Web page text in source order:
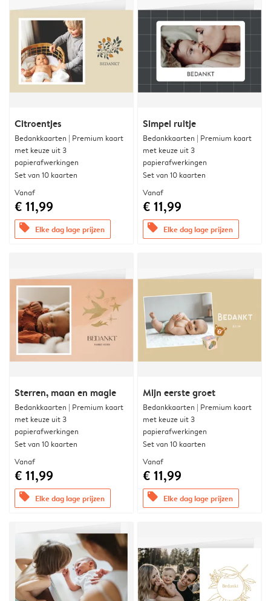
Citroentjes
Bedankkaarten | Premium kaart
met keuze uit 3
papierafwerkingen
Set van 10 kaarten
Vanaf
€ 11,99
offers Elke dag lage prijzen
Simpel ruitje
Bedankkaarten | Premium kaart
met keuze uit 3
papierafwerkingen
Set van 10 kaarten
Vanaf
€ 11,99
offers Elke dag lage prijzen
Sterren, maan en magie
Bedankkaarten | Premium kaart
met keuze uit 3
papierafwerkingen
Set van 10 kaarten
Vanaf
€ 11,99
offers Elke dag lage prijzen
Mijn eerste groet
Bedankkaarten | Premium kaart
met keuze uit 3
papierafwerkingen
Set van 10 kaarten
Vanaf
€ 11,99
offers Elke dag lage prijzen